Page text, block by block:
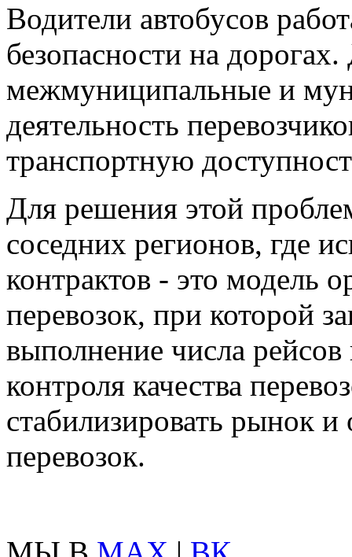
Водители автобусов
безопасности на
межмуниципальные и
деятельность
транспортную
Для решения этой
соседних регионов, где
контрактов - это модель
перевозок, при которой
выполнение числа
контроля качества
стабилизировать рынок и
перевозок.